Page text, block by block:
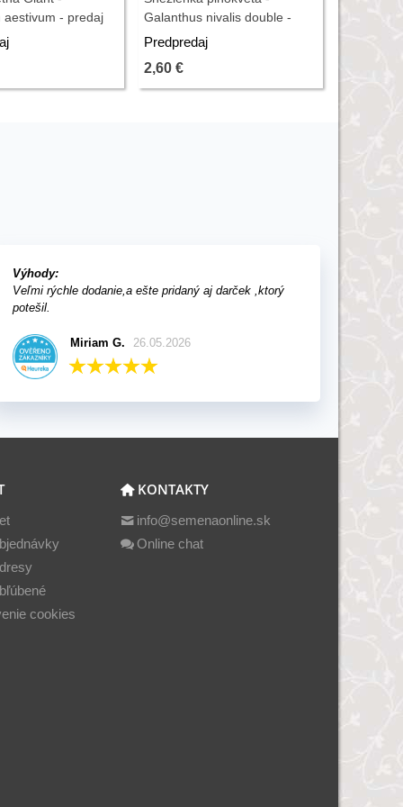
aestivum - predaj
2 ks
Galanthus nivalis double -
predaj cibuľovín - 3 ks
Predpredaj
2,60 €
Výhody:
Veľmi rýchle dodanie,a ešte pridaný aj darček ,ktorý
potešil.
Miriam G. 26.05.2026
cookies
KONTAKTY
info@semenaonline.sk
Online chat